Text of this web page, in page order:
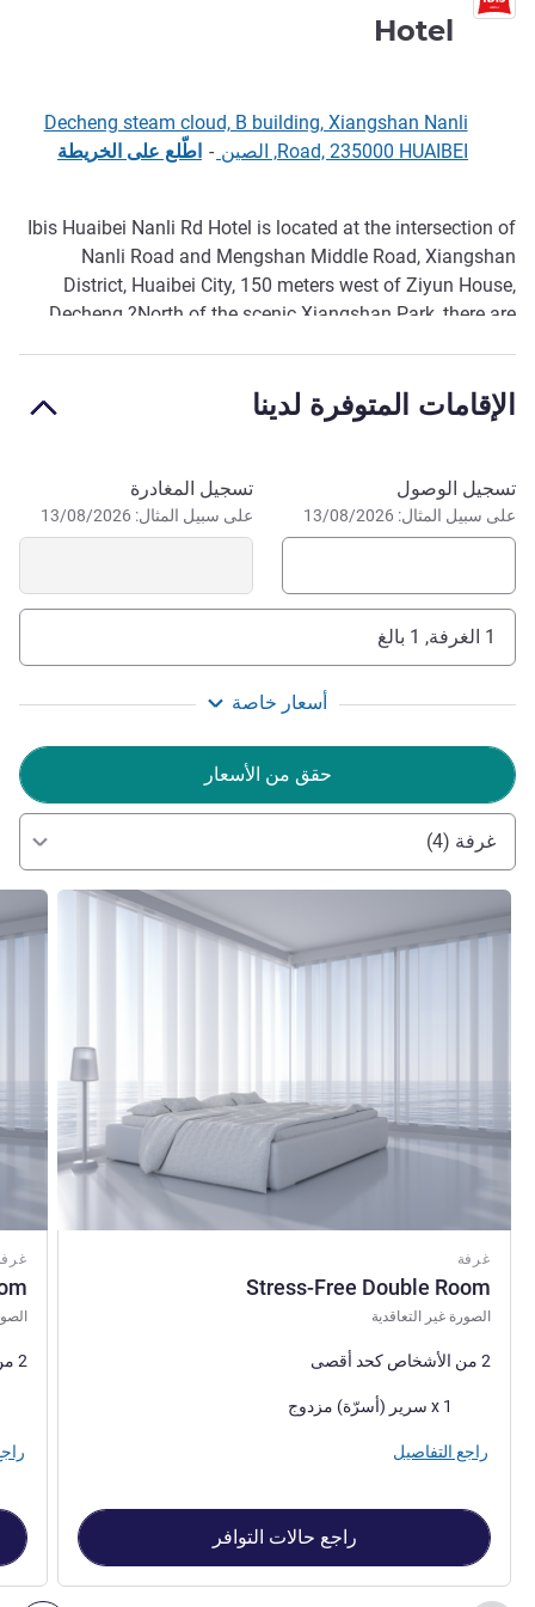
Hotel
Decheng steam cloud, B building, Xiangshan Nanli
Road, 235000 HUAIBEI, الصين
- اطّلع على الخريطة
الوصف
Ibis Huaibei Nanli Rd Hotel is located at the intersection of
Nanli Road and Mengshan Middle Road, Xiangshan
District, Huaibei City, 150 meters west of Ziyun House,
Decheng.?North of the scenic Xiangshan Park, there are
sites.
الإقامات المتوفرة لدينا
احجز في هذا الفندق
تسجيل الوصول
على سبيل المثال: 13/08/2026
تسجيل المغادرة
على سبيل المثال: 13/08/2026
1 الغرفة, 1 بالغ
أسعار خاصة
حقق من الأسعار
غرفة (4)
غرفة
Stress-Free Double Room
الصورة غير التعاقدية
راجع التفاصيل
2 من الأشخاص كحد أقصى
فرش السرير
1 x سرير (أسرّة) مزدوج
راجع التفاصيل
راجع حالات التوافر
راجع
2 من الأشخاص كحد أقصى